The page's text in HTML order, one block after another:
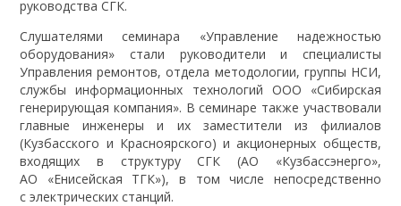
руководства СГК.
Слушателями семинара «Управление надежностью
оборудования» стали руководители и специалисты
Управления ремонтов, отдела методологии, группы НСИ,
службы информационных технологий ООО «Сибирская
генерирующая компания». В семинаре также участвовали
главные инженеры и их заместители из филиалов
(Кузбасского и Красноярского) и акционерных обществ,
входящих в структуру СГК (АО «Кузбассэнерго»,
АО «Енисейская ТГК»), в том числе непосредственно
с электрических станций.